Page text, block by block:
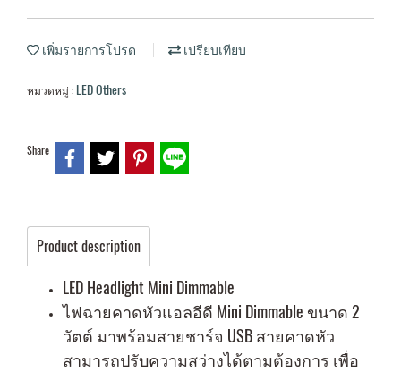
เพิ่มรายการโปรด เปรียบเทียบ
หมวดหมู่ : LED Others
Share
Product description
LED Headlight Mini Dimmable
ไฟฉายคาดหัวแอลอีดี Mini Dimmable ขนาด 2
วัตต์ มาพร้อมสายชาร์จ USB สายคาดหัว
สามารถปรับความสว่างได้ตามต้องการ เพื่อ